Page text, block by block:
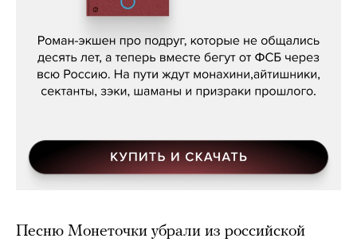
Кира Ярмыш, «Тут недалеко»
Песню Монеточки убрали из российской